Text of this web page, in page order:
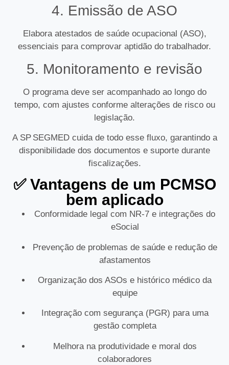
4. Emissão de ASO
Elabora atestados de saúde ocupacional (ASO),
essenciais para comprovar aptidão do trabalhador.
5. Monitoramento e revisão
O programa deve ser acompanhado ao longo do
tempo, com ajustes conforme alterações de risco ou
legislação.
A SP SEGMED cuida de todo esse fluxo, garantindo a
disponibilidade dos documentos e suporte durante
fiscalizações.
✅ Vantagens de um PCMSO
bem aplicado
Conformidade legal com NR‑7 e integrações do
eSocial
Prevenção de problemas de saúde e redução de
afastamentos
Organização dos ASOs e histórico médico da
equipe
Integração com segurança (PGR) para uma
gestão completa
Melhora na produtividade e moral dos
colaboradores